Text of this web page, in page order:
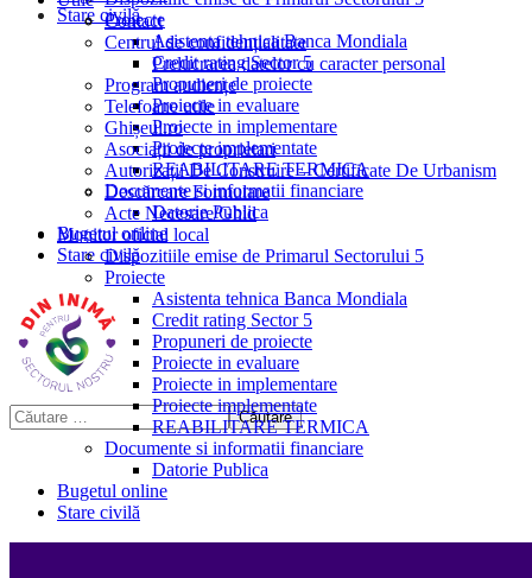
Stare civilă
Proiecte
Asistenta tehnica Banca Mondiala
Credit rating Sector 5
Propuneri de proiecte
Proiecte in evaluare
Proiecte in implementare
Proiecte implementate
REABILITARE TERMICA
Documente si informatii financiare
Datorie Publica
Bugetul online
Stare civilă
Contact
Centrul de confidențialitate
Prelucrarea datelor cu caracter personal
Program audiențe
Telefoane utile
Ghișeul.ro
Asociații de proprietari
Autorizații De Construire – Certificate De Urbanism
Descărcare Formulare
Acte Necesare/Ghid
Monitor oficial local
Dispozitiile emise de Primarul Sectorului 5
Proiecte
Asistenta tehnica Banca Mondiala
Credit rating Sector 5
Propuneri de proiecte
Proiecte in evaluare
Proiecte in implementare
Proiecte implementate
REABILITARE TERMICA
Documente si informatii financiare
Datorie Publica
Bugetul online
Stare civilă